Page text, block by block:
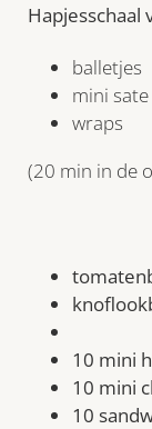
Hapjesschaal
balletjes
mini sate
wraps
(20 min in de
10 mini
10 mini
10